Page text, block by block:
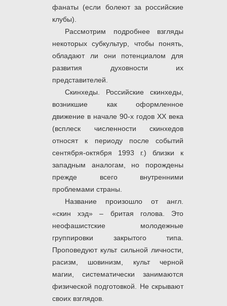
фанаты (если болеют за российские
клубы).
Рассмотрим подробнее взгляды
некоторых субкультур, чтобы понять,
обладают ли они потенциалом для
развития духовности их
представителей.
Скинхеды. Российские скинхеды,
возникшие как оформленное
движение в начале 90-х годов ХХ века
(всплеск численности скинхедов
относят к периоду после событий
сентября-октября 1993 г.) близки к
западным аналогам, но порождены
прежде всего внутренними
проблемами страны.
Название произошло от англ.
«скин хэд» – бритая голова. Это
неофашистские молодежные
группировки закрытого типа.
Проповедуют культ сильной личности,
расизм, шовинизм, культ черной
магии, систематически занимаются
физической подготовкой. Не скрывают
своих взглядов.